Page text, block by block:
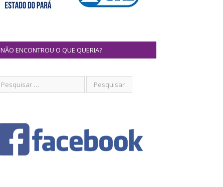
NÃO ENCONTROU O QUE QUERIA?